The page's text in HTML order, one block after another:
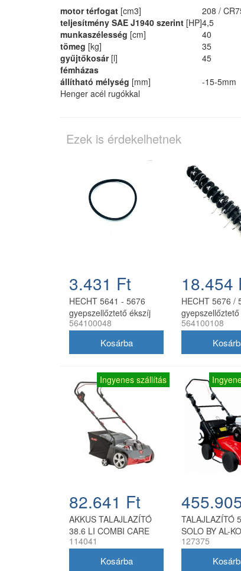
motor térfogat [cm3]
208 /
teljesítmény SAE J1940 szerint [HP]4,5
munkaszélesség [cm]
40
tömeg [kg]
35
gyűjtőkosár[l]
45
fémházas
állítható mélység [mm]
-15-5mm
Henger acél rugókkal
Ezek is érdekelhetnek
3.431 Ft
HECHT 5641 - 5676
gyepszellőztető ékszíj
A630Li, 564100048
564100048
18.454
HECHT 5676 /
henger
564100108
Ingyenes szállítás
82.641 Ft
AKKUS TALAJLAZÍTÓ
38.6 LI COMBI CARE
114041
TALAJLAZÍTÓ
SOLO BY AL-KO
127375